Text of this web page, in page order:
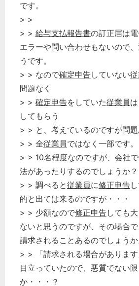
です。
> >
> > 給与支払報告書の訂正届は
エラーや問い合わせもないので
うです。
> > なので確定申告していない
問題なく
> > 確定申告をしていた従業員
してもらう
> > と、考えているのですが問題
> > 全従業員ではなく一部です。
> > 10名程度なのですが、会社で
法があったりするのでしょうか？
> > 調べると従業員に修正申告
的と出ては来るのですが・・・
> > 少額なので修正申告しても
ないと思うのですが、その場合
請求されることあるのでしょうか
> > 「請求される場合がありま
目立っていたので、悪質でない
か・・・？